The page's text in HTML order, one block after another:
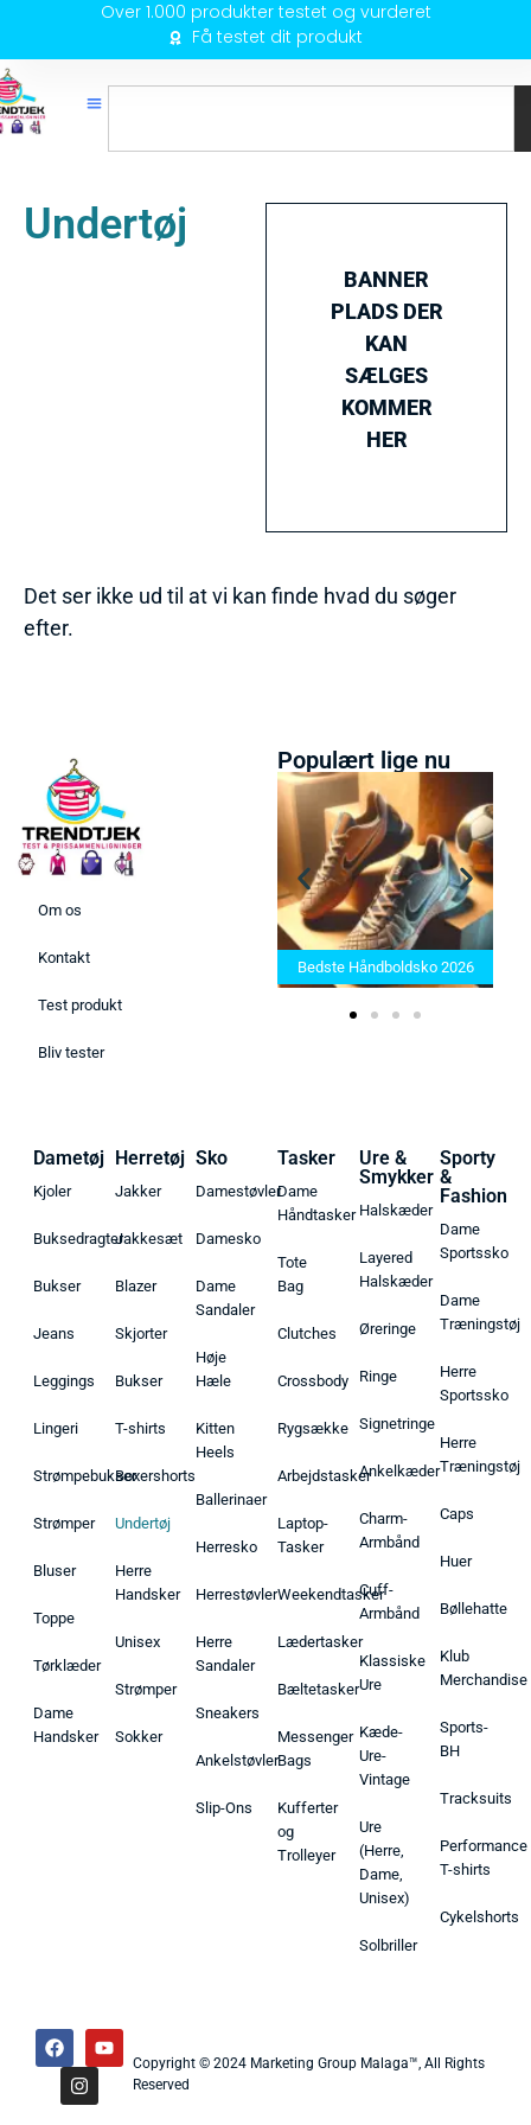
Over 1.000 produkter testet og vurderet
Få testet dit produkt
Undertøj
BANNER
PLADS DER
KAN
SÆLGES
KOMMER
HER
Det ser ikke ud til at vi kan finde hvad du søger
efter.
Om os
Kontakt
Test produkt
Bliv tester
Populært lige nu
Bedste Saunatæppe 2025 –
Find de bedste produkter her!
Bedste Håndboldsko 2026
Dametøj
Kjoler
Buksedragter
Bukser
Jeans
Leggings
Lingeri
Strømpebukser
Strømper
Bluser
Toppe
Tørklæder
Dame
Handsker
Herretøj
Jakker
Jakkesæt
Blazer
Skjorter
Bukser
T-shirts
Boxershorts
Undertøj
Herre
Handsker
Unisex
Strømper
Sokker
Sko
Damestøvler
Damesko
Dame
Sandaler
Høje
Hæle
Kitten
Heels
Ballerinaer
Herresko
Herrestøvler
Herre
Sandaler
Sneakers
Ankelstøvler
Slip-Ons
Tasker
Dame
Håndtasker
Tote
Bag
Clutches
Crossbody
Rygsække
Arbejdstasker
Laptop-
Tasker
Weekendtasker
Lædertasker
Bæltetasker
Messenger
Bags
Kufferter
og
Trolleyer
Ure &
Smykker
Halskæder
Layered
Halskæder
Øreringe
Ringe
Signetringe
Ankelkæder
Charm-
Armbånd
Cuff-
Armbånd
Klassiske
Ure
Kæde-
Ure-
Vintage
Ure
(Herre,
Dame,
Unisex)
Solbriller
Sporty
&
Fashion
Dame
Sportssko
Dame
Træningstøj
Herre
Sportssko
Herre
Træningstøj
Caps
Huer
Bøllehatte
Klub
Merchandise
Sports-
BH
Tracksuits
Performance
T-shirts
Cykelshorts
Copyright © 2024 Marketing Group Malaga™, All Rights
Reserved